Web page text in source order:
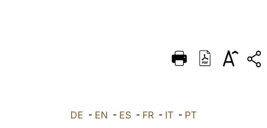
DEUTSCH
العربيّة DE - EN - ES - FR - IT - PT